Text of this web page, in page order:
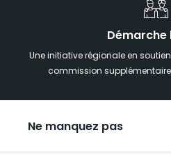
Démarche
Une initiative régionale en
commission
Ne manquez pas